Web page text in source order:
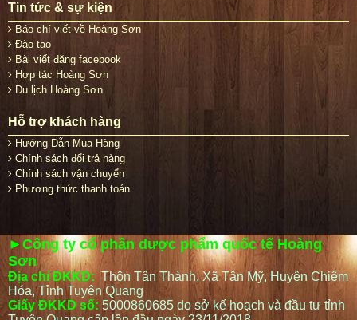
Tin tức & sự kiện
Báo chí viết về Hoàng Sơn
Đào tạo
Bài viết đăng facebook
Hợp tác Hoàng Sơn
Du lịch Hoàng Sơn
Hỗ trợ khách hàng
Hướng Dẫn Mua Hàng
Chính sách đổi trả hàng
Chính sách vận chuyển
Phương thức thanh toán
►Công ty cổ phần dược phẩm quốc tế Hoàng
Sơn
Địa chỉ ĐKKD: Thôn Tân Thành, Xã Tân Mỹ, Huyện Chiêm
Hóa, Tỉnh Tuyên Quang
Giấy ĐKKD số: 5000860685 do sở kế hoạch và đầu tư tỉnh